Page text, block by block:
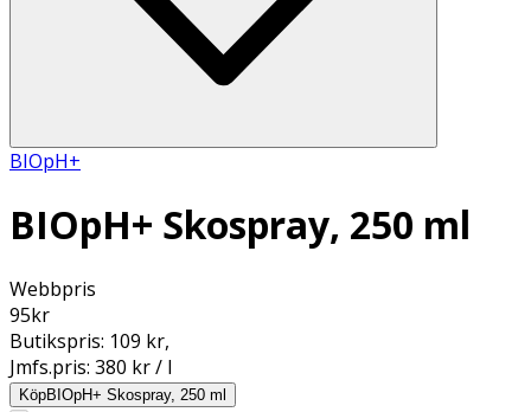
BIOpH+
BIOpH+ Skospray, 250 ml
Webbpris
95kr
Butikspris: 109 kr,
Jmfs.pris: 380 kr / l
KöpBIOpH+ Skospray, 250 ml